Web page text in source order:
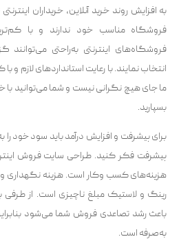
به افزایش روند خرید آنلاین، خریداران
فروشگاه مناسب خود ندارند و با
فروشگاه‌های اینترنتی به‌راحتی می‌توانند
انتخاب نمایند. با رعایت استاندارد‌های لازم
ما جای هیچ نگرانی نیست و شما می‌توانید با
بسپارید.
برای پیشرفت و افزایش درآمد باید سود خود را
پیشرفت فکر کنید. طراحی سایت فروش
هزینه‌‌‌های کسب وکار است. هزینه
رینگ و لاستیک مبلغ ناچیزی است. از طرفی
باعث رشد تصاعدی فروش شما می‌شود
به‌صرفه است.